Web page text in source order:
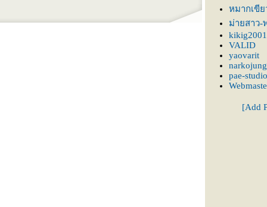
หมากเขีย
ม่ายสาว-
kikig2001
VALID
yaovarit
narkojung
pae-studio
[Add